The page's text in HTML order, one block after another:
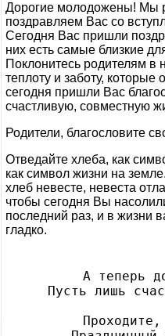
Дорогие молодожены! Мы
поздравляем Вас со
Сегодня Вас пришли
них есть самые близкие
Поклонитесь родителям в
теплоту и заботу,
сегодня пришли Вас
счастливую, совместную
Родители, благословите
Отведайте хлеба, как
как символ жизни на
хлеб невесте, невеста
чтобы сегодня Вы
последний раз, и в жизни
гладко.
А теперь
Пусть лишь